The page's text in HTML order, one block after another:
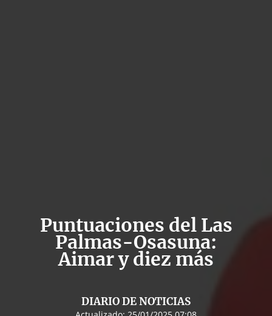
Puntuaciones del Las
Palmas-Osasuna:
Aimar y diez más
DIARIO DE NOTICIAS